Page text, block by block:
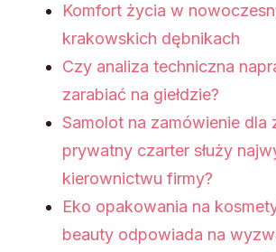
Komfort życia w
krakowskich dębnikach
Czy analiza techniczna
zarabiać na giełdzie?
Samolot na zamówienie dla
prywatny czarter służy
kierownictwu firmy?
Eko opakowania na
beauty odpowiada na